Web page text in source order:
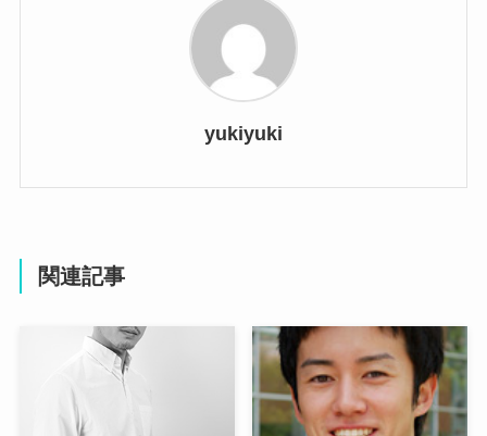
yukiyuki
関連記事